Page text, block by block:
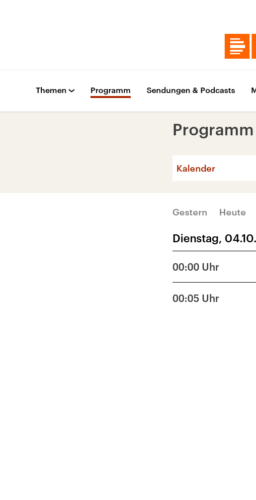
Themen Programm Sendungen & Podcasts
Programm
Kalender
Mo Di
26 27
17
Gestern Heute
Dienstag,
00:00 Uhr
00:05 Uhr